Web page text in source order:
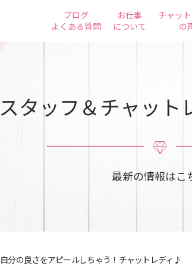
ブログ
よくある質問
お仕事
について
チャッ
の
スタッフ＆チャット
最新の情報はこ
自分の良さをアピールしちゃう！チャットレディ♪